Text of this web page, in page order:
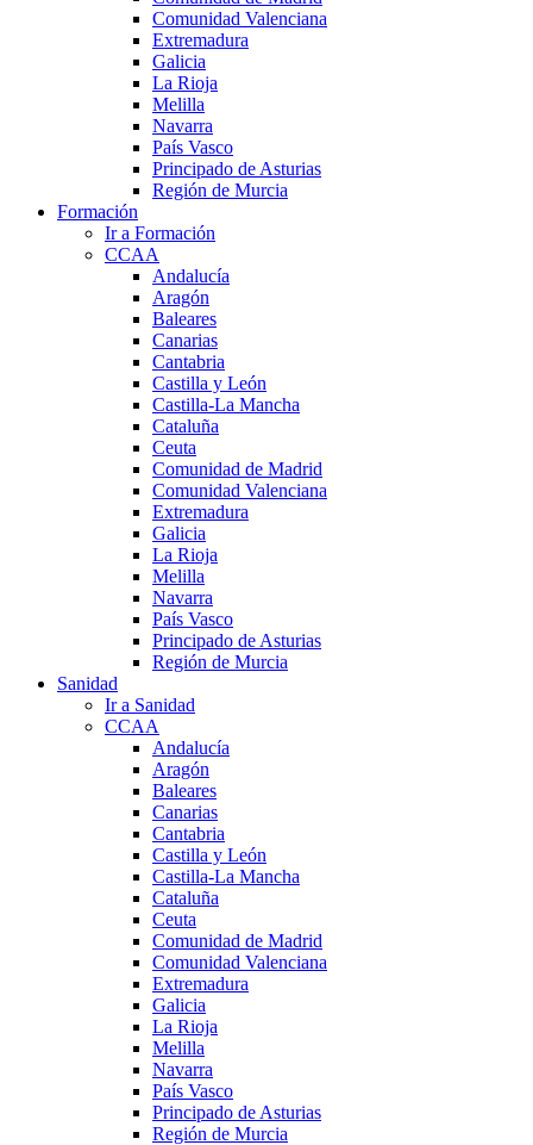
Comunidad Valenciana
Extremadura
Galicia
La Rioja
Melilla
Navarra
País Vasco
Principado de Asturias
Región de Murcia
Formación
Ir a Formación
CCAA
Andalucía
Aragón
Baleares
Canarias
Cantabria
Castilla y León
Castilla-La Mancha
Cataluña
Ceuta
Comunidad de Madrid
Comunidad Valenciana
Extremadura
Galicia
La Rioja
Melilla
Navarra
País Vasco
Principado de Asturias
Región de Murcia
Sanidad
Ir a Sanidad
CCAA
Andalucía
Aragón
Baleares
Canarias
Cantabria
Castilla y León
Castilla-La Mancha
Cataluña
Ceuta
Comunidad de Madrid
Comunidad Valenciana
Extremadura
Galicia
La Rioja
Melilla
Navarra
País Vasco
Principado de Asturias
Región de Murcia